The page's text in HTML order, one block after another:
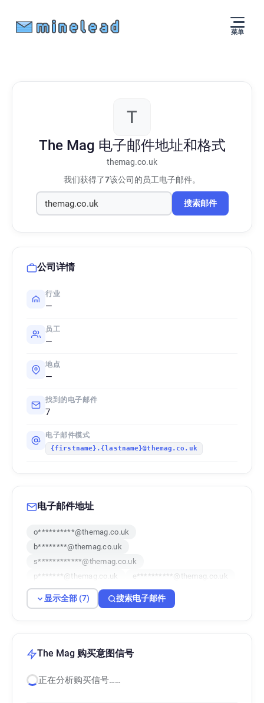
菜单
T
The Mag 电子邮件地址和格式
themag.co.uk
我们获得了7该公司的员工电子邮件。
搜索邮件
公司详情
行业
—
员工
—
地点
—
找到的电子邮件
7
电子邮件模式
{firstname}.{lastname}@themag.co.uk
电子邮件地址
o**********@themag.co.uk
b********@themag.co.uk
s************@themag.co.uk
p*******@themag.co.uk
e**********@themag.co.uk
i*****@themag.co.uk
z**********@themag.co.uk
显示全部 (7) 搜索电子邮件
The Mag 购买意图信号
正在分析购买信号……